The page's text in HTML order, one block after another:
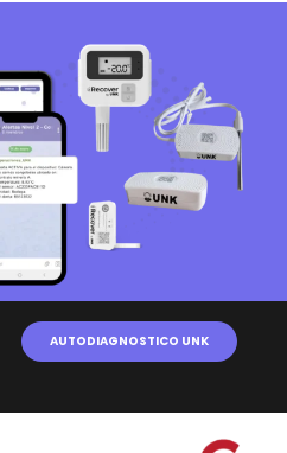
AUTODIAGNOSTICO UNK